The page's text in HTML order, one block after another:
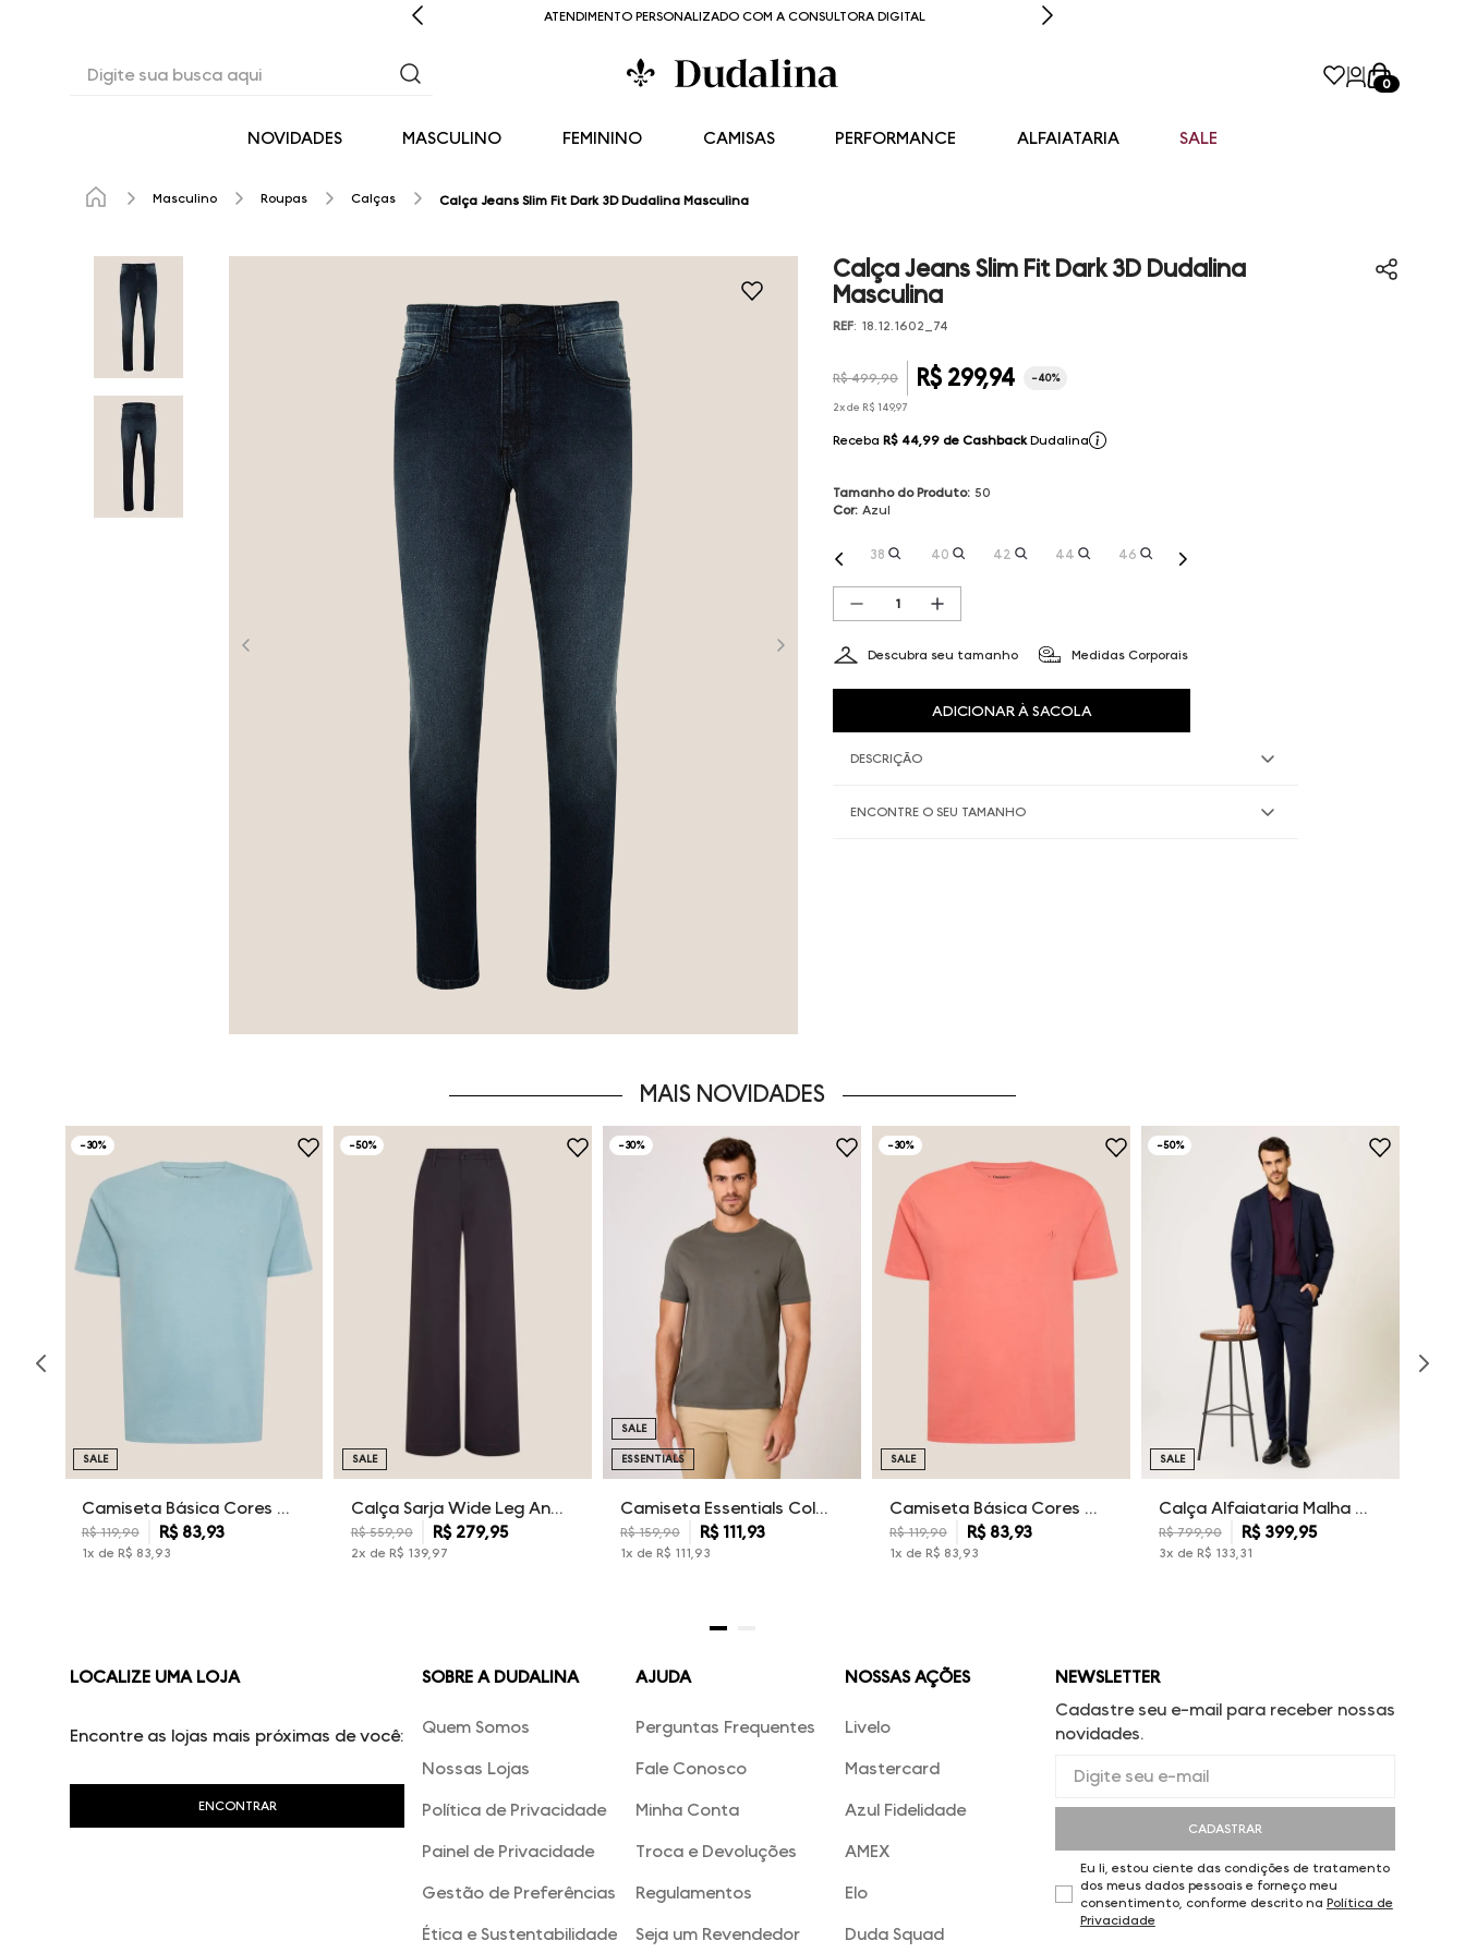
ATENDIMENTO PERSONALIZADO COM A CONSULTORA DIGITAL
0
NOVIDADES MASCULINO FEMININO CAMISAS PERFORMANCE ALFAIATARIA SALE
Masculino Roupas Calças Calça Jeans Slim Fit Dark 3D Dudalina Masculina
Calça Jeans Slim Fit Dark 3D Dudalina
Masculina
REF: 18.12.1602_74
R$ 499,90 R$ 299,94 -40%
2x de R$ 149,97
Receba R$ 44,99 de Cashback Dudalina
Tamanho do Produto: 50
Cor: Azul
38 40 42 44 46
Descubra seu tamanho Medidas Corporais
ADICIONAR À SACOLA
DESCRIÇÃO
ENCONTRE O SEU TAMANHO
MAIS NOVIDADES
-30%
Camiseta Básica Cores Dudalina Masculina
R$ 119,90 R$ 83,93
1x de R$ 83 93
SALE
-50%
Calça Sarja Wide Leg Ana Dudalina Feminina
R$ 559,90 R$ 279,95
2x de R$ 139, 97
SALE
-30%
Camiseta Essentials Color Dudalina Masculina
R$ 159,90 R$111,93
1x de R$ 111 93
SALE
ESSENTIALS
-30%
Camiseta Básica Cores Dudalina Masculina
R$ 119,90 R$ 83,93
1x de R$ 83 93
SALE
-50%
Calça Alfaiataria Malha Dudalina Masculina
R$ 799,90 R$ 399,95
3x de R$ 133 31
SALE
LOCALIZE UMA LOJA
Encontre as lojas mais próximas de você:
SOBRE A DUDALINA
Quem Somos
Nossas Lojas
Política de Privacidade
Painel de Privacidade
Gestão de Preferências
Ética e Sustentabilidade
AJUDA
Perguntas Frequentes
Fale Conosco
Minha Conta
Troca e Devoluções
Regulamentos
Seja um Revendedor
NOSSAS AÇÕES
Livelo
Mastercard
Azul Fidelidade
AMEX
Elo
Duda Squad
NEWSLETTER
Cadastre seu e-mail para receber nossas
novidades.
CADASTRAR
Eu li, estou ciente das condições de tratamento
dos meus dados pessoais e forneço meu
consentimento, conforme descrito na Política de
Privacidade